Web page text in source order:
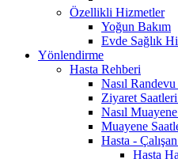
Özellikli Hizmetler
Yoğun Bakım
Evde Sağlık
Yönlendirme
Hasta Rehberi
Nasıl Randevu
Ziyaret
Nasıl
Muayene
Hasta -
Hasta